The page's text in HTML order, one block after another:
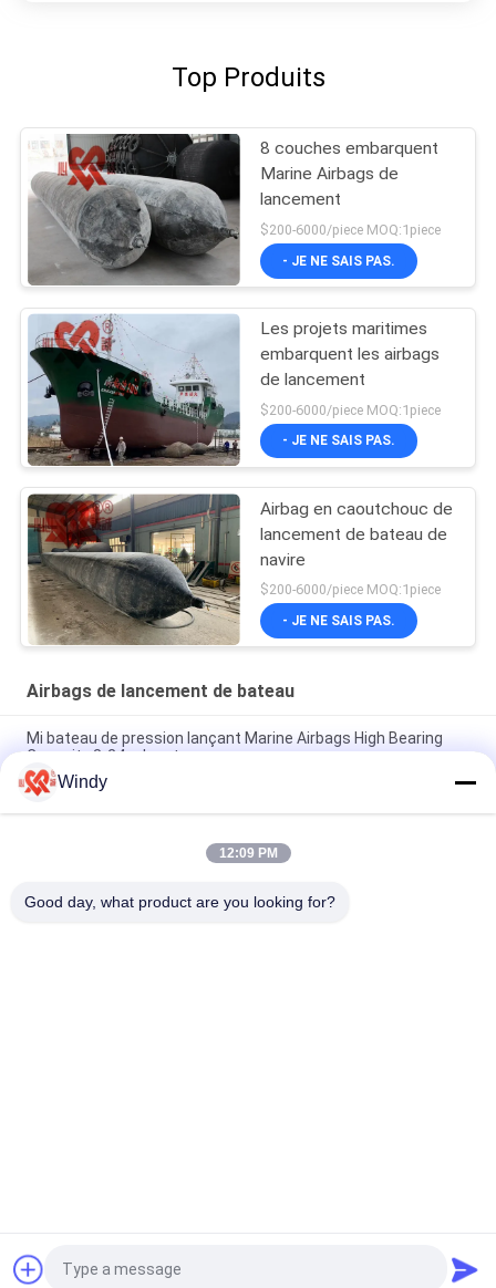
Top Produits
8 couches embarquent
Marine Airbags de
lancement
$200-6000/piece MOQ:1piece
- JE NE SAIS PAS.
Les projets maritimes
embarquent les airbags
de lancement
$200-6000/piece MOQ:1piece
- JE NE SAIS PAS.
Airbag en caoutchouc de
lancement de bateau de
navire
$200-6000/piece MOQ:1piece
- JE NE SAIS PAS.
Airbags de lancement de bateau
Mi bateau de pression lançant Marine Airbags High Bearing
Capacity 8-24m longtemps
Les airbags de lancement de bateau du caoutchouc naturel
montent en ballon pour des bateaux d'atterrissage
Airbag de lancement Marine Lifting Airbag de bateau de GV 24
Demandez un devis
Windy
12:09 PM
Good day, what product are you looking for?